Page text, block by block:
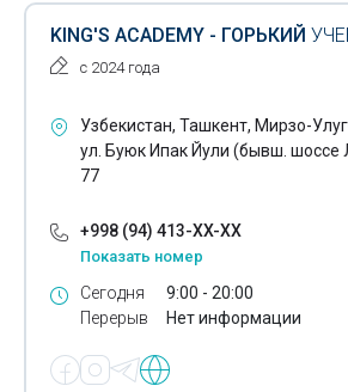
Физика для школьников
Химия для абитуриентов
Охрана труда
Корпоративное обучение
Курсы немецкого языка
KING'S ACADEMY - ГОРЬКИЙ
с 2024 года
Узбекистан, Ташкент, Мирзо-
ул. Буюк Ипак Йули (бывш. шоссе
77
+998 (94) 413-XX-XX
Показать номер
Сегодня
Перерыв
9:00 - 20:00
Нет информации